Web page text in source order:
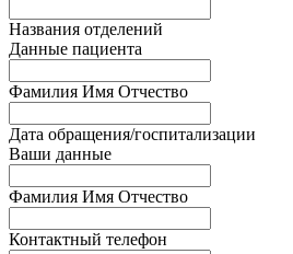
Названия отделений
Данные пациента
Фамилия Имя Отчество
Дата обращения/госпитализации
Ваши данные
Фамилия Имя Отчество
Контактный телефон